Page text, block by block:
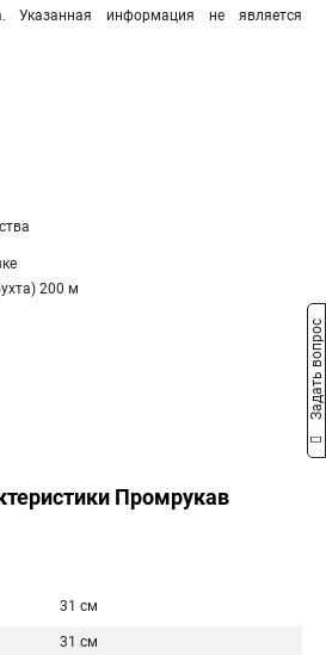
Указанная информация не является
200 м
Промрукав
31 см
31 см
Задать вопрос